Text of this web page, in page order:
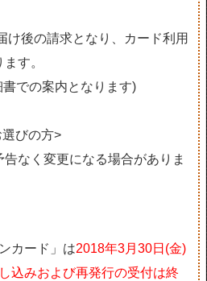
後の請求となり、カード利用
す。
での案内となります)
びの方>
なく変更になる場合がありま
カード」は2018年3月30日(金)
込みおよび再発行の受付は終